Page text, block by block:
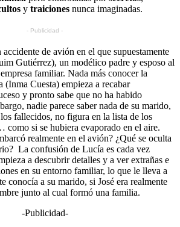
y traiciones nunca imaginadas.
- Publicidad -
de avión en el que supuestamente
Gutiérrez), un modélico padre y esposo al
familiar. Nada más conocer la
Cuesta) empieza a recabar
y pronto sabe que no ha habido
nadie parece saber nada de su marido,
fallecidos, no figura en la lista de los
como si se hubiera evaporado en el aire.
realmente en el avión? ¿Qué se oculta
La confusión de Lucía es cada vez
a descubrir detalles y a ver extrañas e
en su entorno familiar, lo que le lleva a
conocía a su marido, si José era realmente
junto al cual formó una familia.
-Publicidad-